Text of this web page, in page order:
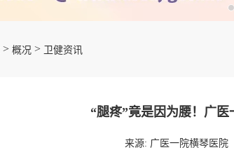
> 概况 > 卫健资讯
“腿疼”竟是因为腰！广
来源: 广医一院横琴医院